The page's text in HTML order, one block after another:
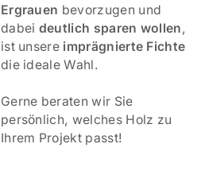
Ergrauen bevorzugen und
dabei deutlich sparen wollen,
ist unsere imprägnierte Fichte
die ideale Wahl.
Gerne beraten wir Sie
persönlich, welches Holz zu
Ihrem Projekt passt!